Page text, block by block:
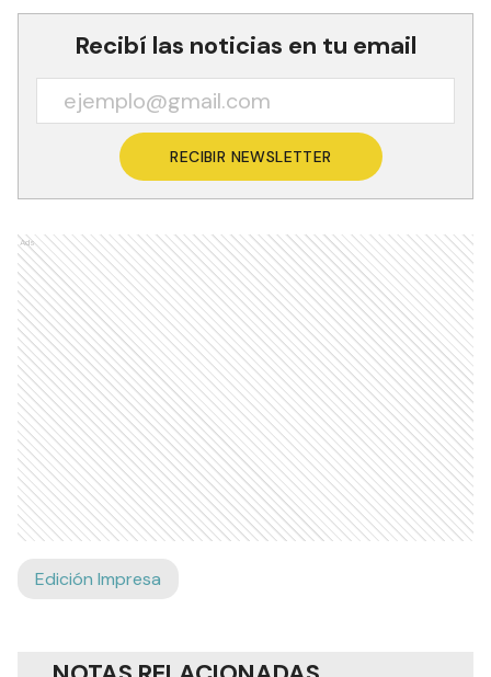
Recibí las noticias en tu email
RECIBIR NEWSLETTER
Ads
Edición Impresa